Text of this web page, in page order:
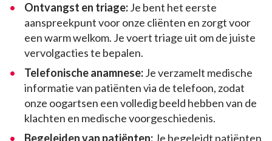
Ontvangst en triage:Je bent het eerste
aanspreekpunt voor onze cliënten en zorgt voor
een warm welkom. Je voert triage uit om de juiste
vervolgacties te bepalen.
Telefonische anamnese:Je verzamelt medische
informatie van patiënten via de telefoon, zodat
onze oogartsen een volledig beeld hebben van de
klachten en medische voorgeschiedenis.
Begeleiden van patiënten:Je begeleidt patiënten